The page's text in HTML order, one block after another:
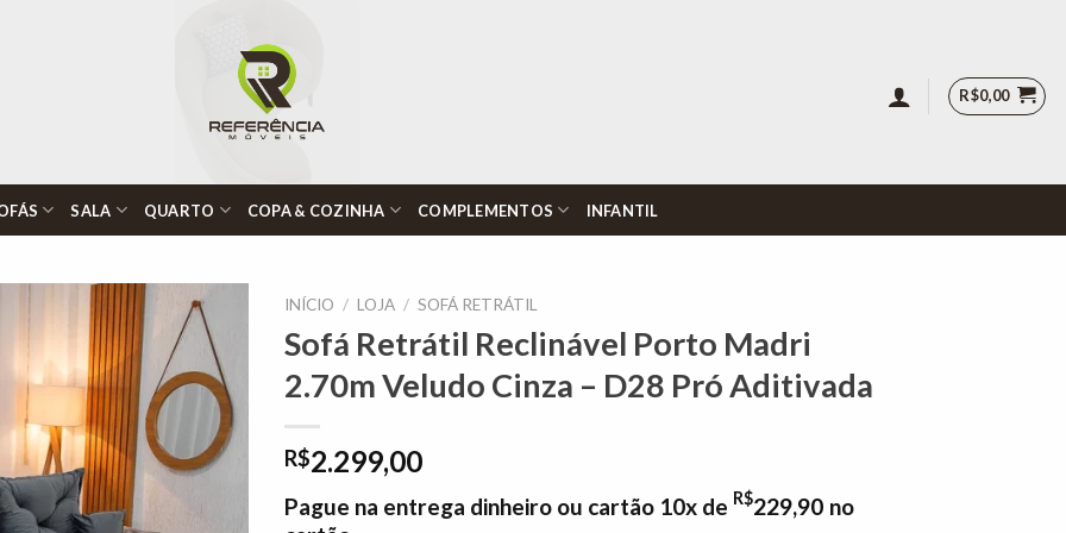
R$0,00
SALA QUARTO COPA & COZINHA COMPLEMENTOS INFANTIL
Adicionar
à lista de
desejos"
INÍCIO / LOJA / SOFÁ RETRÁTIL
Sofá Retrátil Reclinável Porto Madri
2.70m Veludo Cinza – D28 Pró Aditivada
R$2.299,00
Pague na entrega dinheiro ou cartão 10x de R$229,90 no